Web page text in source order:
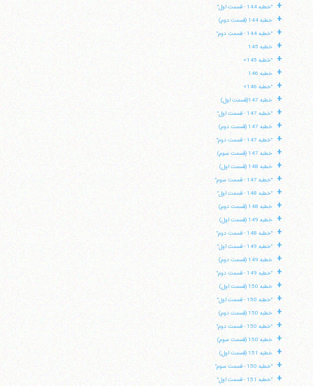
+ "خطبه 144 - قسمت اول"
+ خطبه 144 (قسمت دوم)
+ "خطبه 144 - قسمت دوم"
+ خطبه 145
+ "خطبه 145»
+ خطبه 146
+ "خطبه 146»
+ خطبه 147(قسمت اول)
+ "خطبه 147 - قسمت اول"
+ خطبه 147 (قسمت دوم)
+ "خطبه 147 - قسمت دوم"
+ خطبه 147 (قسمت سوم)
+ خطبه 148 (قسمت اول)
+ "خطبه 147 - قسمت سوم"
+ "خطبه 148 - قسمت اول"
+ خطبه 148 (قسمت دوم)
+ خطبه 149 (قسمت اول)
+ "خطبه 148 - قسمت دوم"
+ "خطبه 149 - قسمت اول"
+ خطبه 149 (قسمت دوم)
+ "خطبه 149 - قسمت دوم"
+ خطبه 150 (قسمت اول)
+ "خطبه 150 - قسمت اول"
+ خطبه 150 (قسمت دوم)
+ "خطبه 150 - قسمت دوم"
+ خطبه 150 (قسمت سوم)
+ خطبه 151 (قسمت اول)
+ "خطبه 150 - قسمت سوم"
+ "خطبه 151 - قسمت اول"